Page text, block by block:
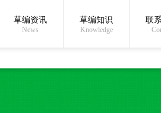
在线沟通: 关于我们 草编
草编资讯
News
草编知识
Knowledge
联